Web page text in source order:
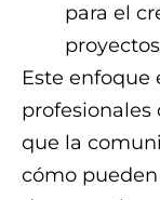
para el
Este enfoque
que la
cómo